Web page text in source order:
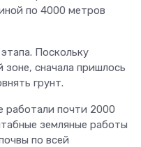
по 4000 метров
Поскольку
сначала пришлось
грунт.
работали почти 2000
земляные работы
по всей